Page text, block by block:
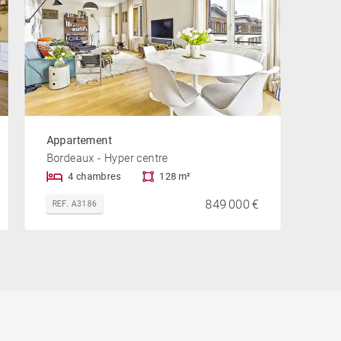
Appartement
Bordeaux - Hyper centre
4 chambres 128 m²
REF. A3186 849 000 €